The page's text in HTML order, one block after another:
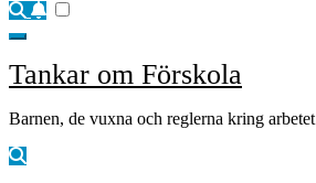
Tankar om Förskola
Barnen, de vuxna och reglerna kring arbetet